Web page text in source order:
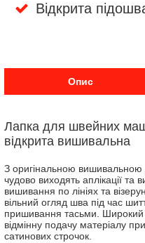
Відкрита
Опис
Лапка для швейних
відкрита вишивальна
З оригінальною
чудово виходять аплікації та
вишивання по лініях та
вільний огляд шва під час
пришивання тасьми. Широкий
відмінну подачу матеріалу
сатинових строчок.